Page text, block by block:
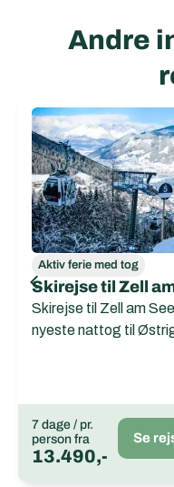
Andre
Aktiv ferie med tog
Skirejse til Zell
Skirejse til Zell am
nyeste nattog til
7 dage / pr.
person fra
13.490,-
Se